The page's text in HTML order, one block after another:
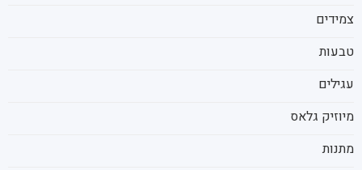
צמידים
טבעות
עגילים
מיוזיק גלאס
מתנות